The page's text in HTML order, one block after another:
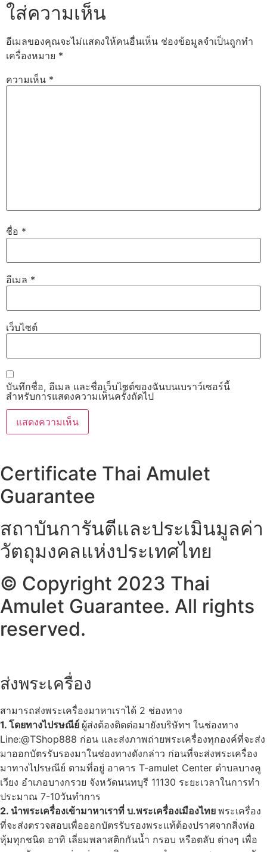
ใส่ความเห็น
อีเมลของคุณจะไม่แสดงให้คนอื่นเห็น ช่องข้อมูลจำเป็นถูกทำ
เครื่องหมาย *
ความเห็น *
ชื่อ *
อีเมล *
เว็บไซต์
บันทึกชื่อ, อีเมล และชื่อเว็บไซต์ของฉันบนเบราว์เซอร์นี้
สำหรับการแสดงความเห็นครั้งถัดไป
Certificate Thai Amulet
Guarantee
สถาบันการันตีและประเมินมูลค่า
วัตถุมงคลแห่งประเทศไทย
© Copyright 2023 Thai
Amulet Guarantee. All rights
reserved.
ส่งพระเครื่อง
สามารถส่งพระเครื่องมาหาเราได้ 2 ช่องทาง
1. โดยทางไปรษณีย์ ผู้ส่งต้องติดต่อมายังบริษัทฯ ในช่องทาง
Line:@TShop888 ก่อน และส่งภาพถ่ายพระเครื่องทุกองค์ที่จะส่ง
มาออกบัตรรับรองมาในช่องทางดังกล่าว ก่อนที่จะส่งพระเครื่อง
มาทางไปรษณีย์ ตามที่อยู่ อาคาร T-amulet Center ตำบลบางคู
เวียง อำเภอบางกรวย จังหวัดนนทบุรี 11130 ระยะเวลาในการทำ
ประมาณ 7-10วันทำการ
2. นำพระเครื่องเข้ามาหาเราที่ บ.พระเครื่องเมืองไทย พระเครื่อง
ที่จะส่งตรวจสอบเพื่อออกบัตรรับรองพระแท้ต้องปราศจากสิ่งห่อ
หุ้มทุกชนิด อาทิ เลี่ยมพลาสติกกันน้ำ กรอบ หรือตลับ ต่างๆ เพื่อ